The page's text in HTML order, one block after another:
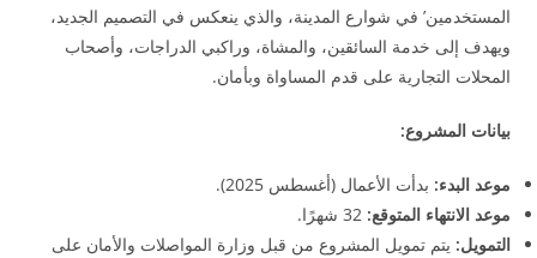
المستخدمين’ في شوارع المدينة، والذي ينعكس في التصميم الجديد،
ويهدف إلى خدمة السائقين، والمشاة، وراكبي الدراجات، وأصحاب
المحلات التجارية على قدم المساواة وبأمان.
بيانات المشروع:
موعد البدء: بدأت الأعمال (أغسطس 2025).
موعد الانتهاء المتوقع: 32 شهرًا.
التمويل: يتم تمويل المشروع من قبل وزارة المواصلات والأمان على